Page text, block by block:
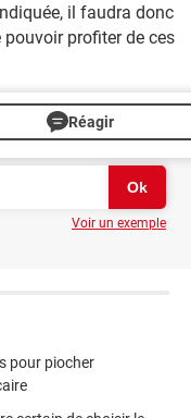
il faudra donc
profiter de ces
Réagir
Voir un exemple
pour piocher